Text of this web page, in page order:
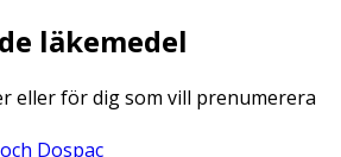
läkemedel
eller för dig som vill prenumerera
Dospac